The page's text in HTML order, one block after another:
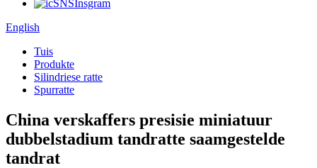
English
Tuis
Produkte
Silindriese ratte
Spurratte
China verskaffers presisie miniatuur
dubbelstadium tandratte saamgestelde
tandrat